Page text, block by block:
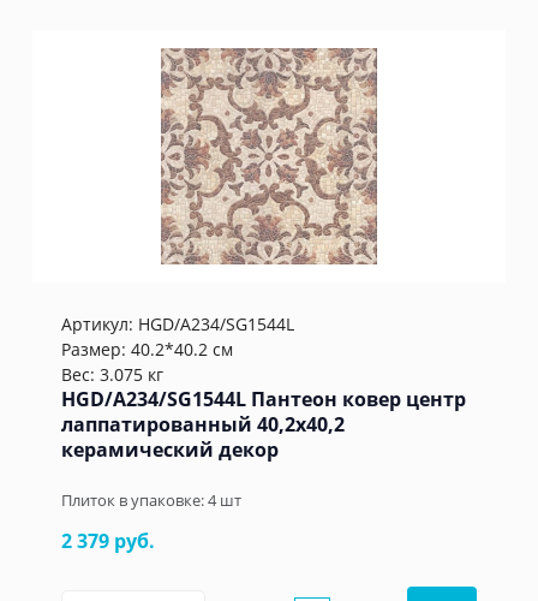
Артикул: HGD/A234/SG1544L
Размер: 40.2*40.2 см
Вес: 3.075 кг
HGD/A234/SG1544L Пантеон ковер центр
лаппатированный 40,2x40,2
керамический декор
Плиток в упаковке:4шт
2 379 руб.